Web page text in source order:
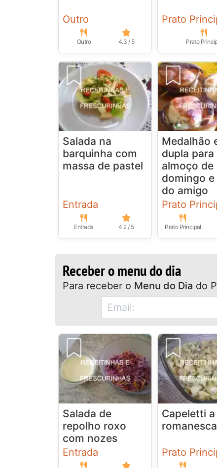
Outro
Outro 4.3 / 5
Prato
Prato
Salada na
barquinha com
massa de pastel
Entrada
Entrada 4.2 / 5
Medalhão
dupla para
almoço de
domingo e
do amigo
Prato
Prato Principal
Receber o menu do dia
Para receber o Menu do Dia do
Salada de
repolho roxo
com nozes
Entrada
Capeletti a
romanesca
Prato